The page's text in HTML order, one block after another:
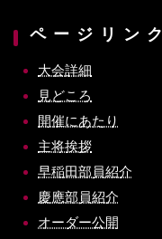
ページリンク
大会詳細
見どころ
開催にあたり
主将挨拶
早稲田部員紹介
慶應部員紹介
オーダー公開